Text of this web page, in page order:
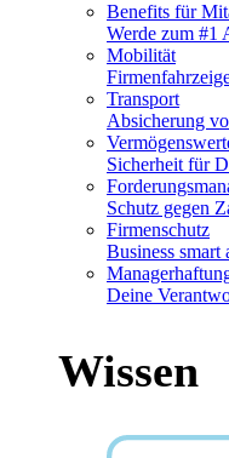
Benefits für
Werde zum #1
Mobilität
Transport
Absicherung
Sicherheit für
Schutz gegen
Firmenschutz
Business smart
Deine
Wissen